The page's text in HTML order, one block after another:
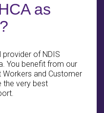
as
provider of NDIS
You benefit from our
and Customer
the very best